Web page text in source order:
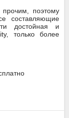
поэтому
составляющие
достойная и
только более